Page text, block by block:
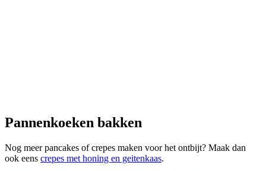
Pannenkoeken bakken
Nog meer pancakes of crepes maken voor het ontbijt? Maak dan
ook eens crepes met honing en geitenkaas.